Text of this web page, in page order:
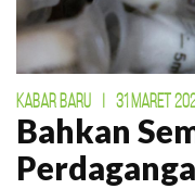
KABAR BARU 31 MARET
Bahkan